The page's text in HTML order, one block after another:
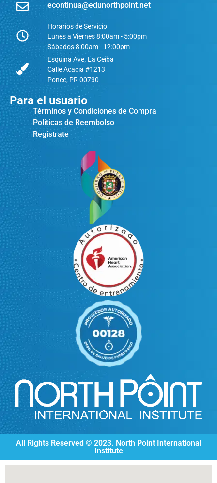
econtinua@edunorthpoint.net
Horarios de Servicio
Lunes a Viernes 8:00am - 5:00pm
Sábados 8:00am - 12:00pm
Esquina Ave. La Ceiba
Calle Acacia #1213
Ponce, PR 00730
Para el usuario
Términos y Condiciones de Compra
Políticas de Reembolso
Regístrate
All Rights Reserved © 2023. North Point International
Institute